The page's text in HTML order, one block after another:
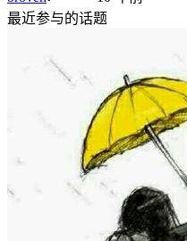
最近参与的话题